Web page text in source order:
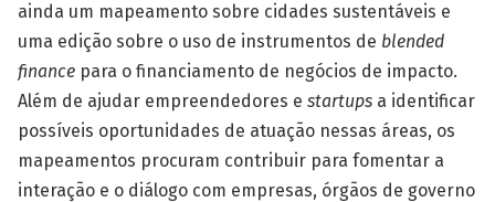
ainda um mapeamento sobre cidades sustentáveis e
uma edição sobre o uso de instrumentos de blended
finance para o financiamento de negócios de impacto.
Além de ajudar empreendedores e startups a identificar
possíveis oportunidades de atuação nessas áreas, os
mapeamentos procuram contribuir para fomentar a
interação e o diálogo com empresas, órgãos de governo